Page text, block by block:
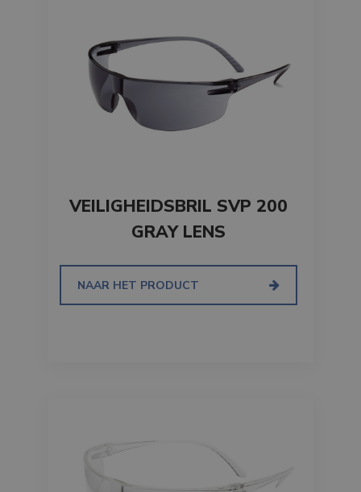
VEILIGHEIDSBRIL SVP 200
GRAY LENS
NAAR HET PRODUCT